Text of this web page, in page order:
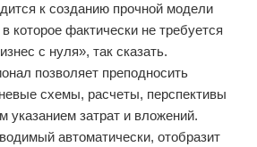
к созданию прочной модели
которое фактически не требуется
с нуля», так сказать.
позволяет преподносить
схемы, расчеты, перспективы
указанием затрат и вложений.
автоматически, отобразит